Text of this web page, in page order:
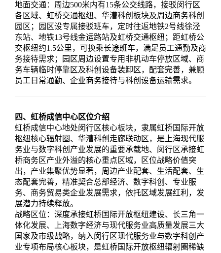
地面交通：周边500米内有15条公交线路，接驳闵行区
各区域、虹桥交通枢纽、华漕科创板块及周边商务科创
园区；园区设专属接驳班车，定时往返地铁2号线徐泾
东站、地铁13号线金运路站及虹桥交通枢纽；距虹桥公
交枢纽约1.5公里，可换乘长途班车，满足员工通勤及商
务接待需求；园区周边设置专用非机动车停放区域、商
务车辆临时停靠区及科创设备装卸区，配套完善，兼顾
员工日常通勤、企业商务接待与科创设备运输需求。
四、虹桥成信中心区位介绍
虹桥成信中心地处闵行区核心板块，隶属虹桥国际开放
枢纽核心辐射圈、华漕科创走廊联动区，是上海现代服
务业与数字科创产业发展的重要承载地、闵行区承接虹
桥商务区产业外溢的核心重点区域，区位战略价值突
出，产业集聚优势显著，周边产业配套、生活配套、生
态配套完善，精准契合总部经济、数字科创、专业服
务、商务贸易类企业发展需求，依托区域发展红利，发
展潜力持续释放。
战略区位：深度承接虹桥国际开放枢纽建设、长三角一
体化发展、上海数字经济与现代服务业高质量发展三大
国家及市级战略，纳入闵行区现代服务业与数字科创产
业专项布局核心板块，是虹桥国际开放枢纽辐射圈稀缺